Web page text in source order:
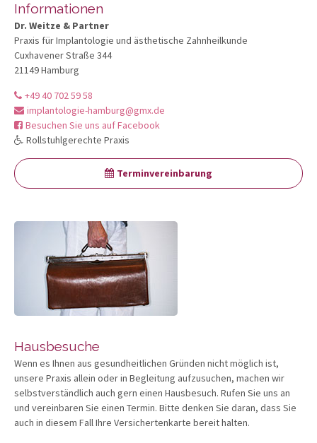
Informationen
Dr. Weitze & Partner
Praxis für Implantologie und ästhetische Zahnheilkunde
Cuxhavener Straße 344
21149 Hamburg
+49 40 702 59 58
implantologie-hamburg@gmx.de
Besuchen Sie uns auf Facebook
Rollstuhlgerechte Praxis
Terminvereinbarung
Hausbesuche
Wenn es Ihnen aus gesundheitlichen Gründen nicht möglich ist,
unsere Praxis allein oder in Begleitung aufzusuchen, machen wir
selbstverständlich auch gern einen Hausbesuch. Rufen Sie uns an
und vereinbaren Sie einen Termin. Bitte denken Sie daran, dass Sie
auch in diesem Fall Ihre Versichertenkarte bereit halten.